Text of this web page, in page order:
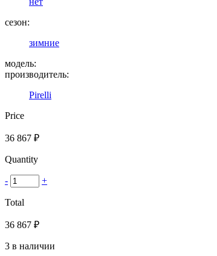
сезон:
зимние
модель:
производитель:
Pirelli
Price
36 867 ₽
Quantity
- +
Total
36 867 ₽
3 в наличии